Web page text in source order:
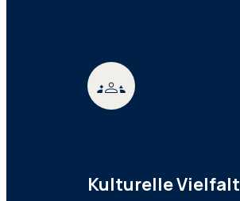
Kulturelle Vielfalt